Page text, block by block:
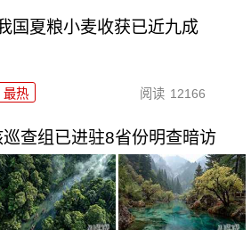
国夏粮小麦收获已近九成
最热 阅读 12166
查组已进驻8省份明查暗访